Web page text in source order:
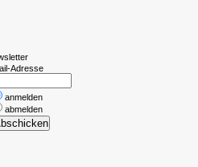
Adresse
anmelden
abmelden